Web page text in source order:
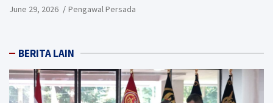
June 29, 2026 Pengawal Persada
BERITA LAIN